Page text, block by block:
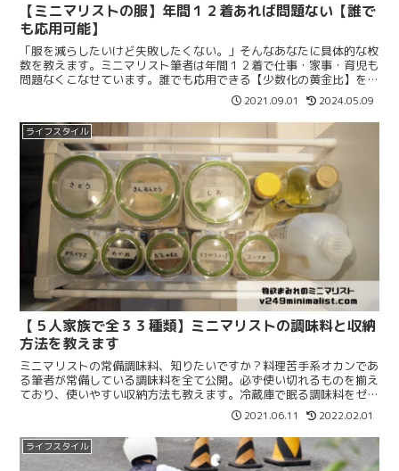
【ミニマリストの服】年間１２着あれば問題ない【誰で
も応用可能】
「服を減らしたいけど失敗したくない。」そんなあなたに具体的な枚
数を教えます。ミニマリスト筆者は年間１２着で仕事・家事・育児も
問題なくこなせています。誰でも応用できる【少数化の黄金比】を教
えます。服の少数化の答えは、この記事にあります。
2021.09.01 2024.05.09
ライフスタイル
【５人家族で全３３種類】ミニマリストの調味料と収納
方法を教えます
ミニマリストの常備調味料、知りたいですか？料理苦手系オカンであ
る筆者が常備している調味料を全て公開。必ず使い切れるものを揃え
ており、使いやすい収納方法も教えます。冷蔵庫で眠る調味料をゼロ
にしたい人、スッキリ収納方法を知りたい人は要チェック！
2021.06.11 2022.02.01
ライフスタイル